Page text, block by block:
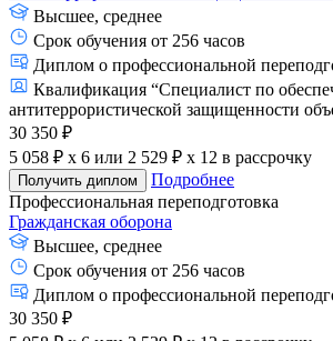
Высшее, среднее
Срок обучения от 256 часов
Диплом о профессиональной
Квалификация “Специалист по
антитеррористической защищенности
30 350 ₽
5 058 ₽ x 6 или 2 529 ₽ x 12 в рассрочку
Получить диплом
Подробнее
Профессиональная переподготовка
Гражданская оборона
Высшее, среднее
Срок обучения от 256 часов
Диплом о профессиональной
30 350 ₽